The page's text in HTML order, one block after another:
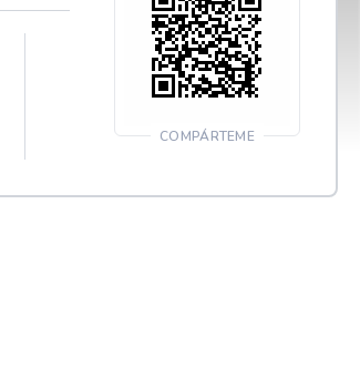
COMPÁRTEME